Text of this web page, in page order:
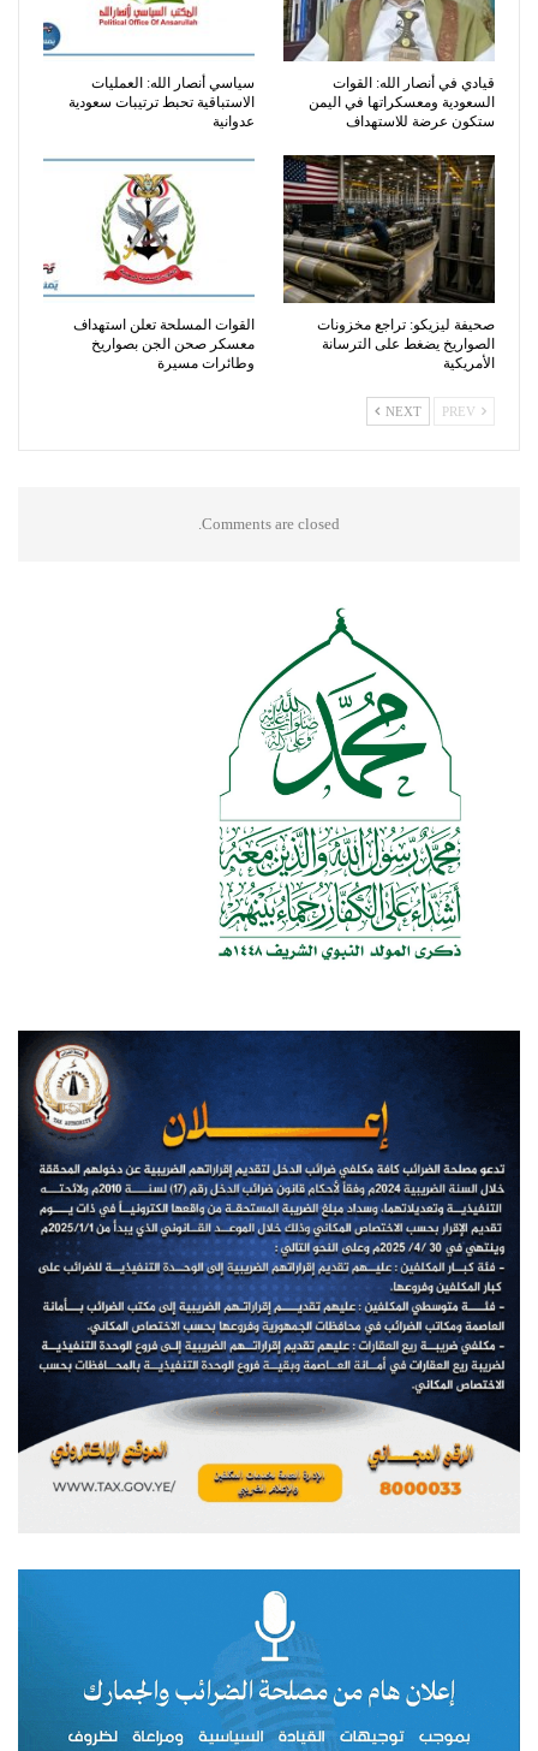
قيادي في أنصار الله: القوات
السعودية ومعسكراتها في اليمن
ستكون عرضة للاستهداف
سياسي أنصار الله: العمليات
الاستباقية تحبط ترتيبات سعودية
عدوانية
صحيفة ليزيكو: تراجع مخزونات
الصواريخ يضغط على الترسانة
الأمريكية
القوات المسلحة تعلن استهداف
معسكر صحن الجن بصواريخ
وطائرات مسيرة
NEXT
Comments are closed.